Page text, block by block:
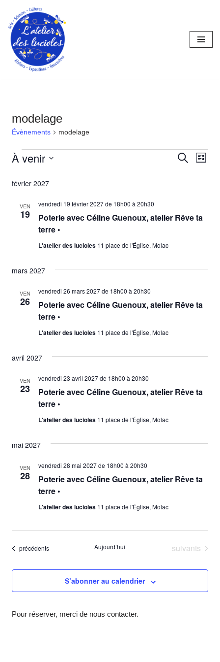
Aller
au
contenu
modelage
Évènements modelage
de
Recherche
Liste
À venir
une
février 2027
VEN
19
Poterie avec Céline Guenoux, atelier Rêve ta
terre •
vendredi 19 février 2027 de 18h00 à20h30
L'atelier des lucioles 11 place de l'Église, Molac
mars 2027
VEN
26
Poterie avec Céline Guenoux, atelier Rêve ta
terre •
vendredi 26 mars 2027 de 18h00 à20h30
L'atelier des lucioles 11 place de l'Église, Molac
avril 2027
VEN
23
Poterie avec Céline Guenoux, atelier Rêve ta
terre •
vendredi 23 avril 2027 de 18h00 à20h30
L'atelier des lucioles 11 place de l'Église, Molac
mai 2027
VEN
28
Poterie avec Céline Guenoux, atelier Rêve ta
terre •
vendredi 28 mai 2027 de 18h00 à20h30
L'atelier des lucioles 11 place de l'Église, Molac
Évènements
précédents Aujourd’hui Évènements
suivants
S’abonner au calendrier
Pour réserver, merci de nous contacter.